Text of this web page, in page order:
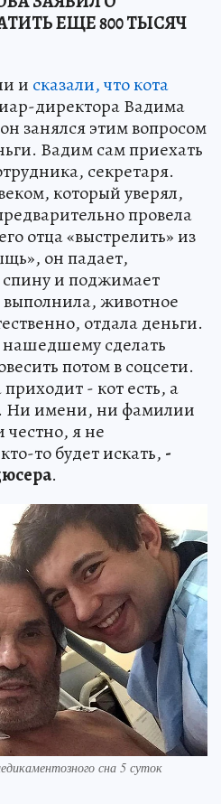
ЕЩЕ 800 ТЫСЯЧ
и сказали, что кота
директора Вадима
занялся этим вопросом
Вадим сам приехать
секретаря.
который уверял,
провела
отца «выстрелить» из
он падает,
спину и поджимает
выполнила, животное
отдала деньги.
сделать
потом в соцсети.
- кот есть, а
Ни имени, ни фамилии
честно, я не
то будет искать, -
.
сна 5 суток